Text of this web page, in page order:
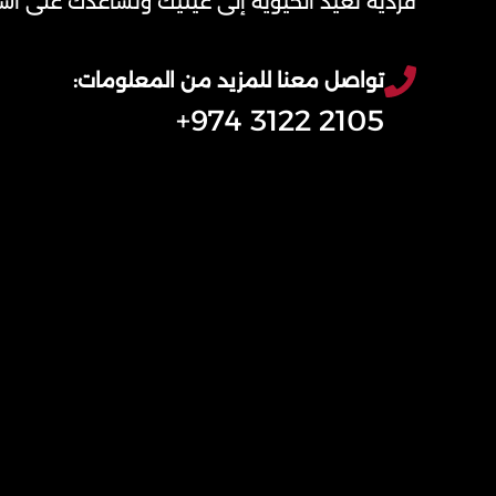
تواصل معنا للمزيد من المعلومات:
2105 3122 974+